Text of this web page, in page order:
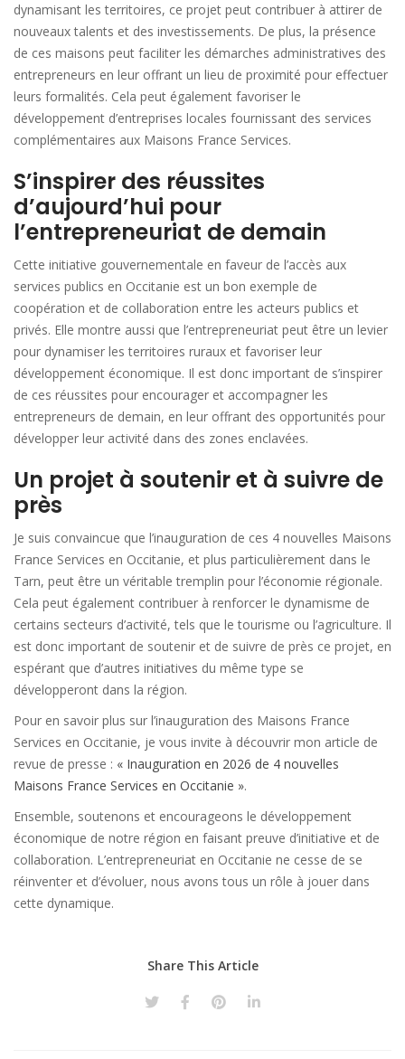
dynamisant les territoires, ce projet peut contribuer à attirer de
nouveaux talents et des investissements. De plus, la présence
de ces maisons peut faciliter les démarches administratives des
entrepreneurs en leur offrant un lieu de proximité pour effectuer
leurs formalités. Cela peut également favoriser le
développement d’entreprises locales fournissant des services
complémentaires aux Maisons France Services.
S’inspirer des réussites
d’aujourd’hui pour
l’entrepreneuriat de demain
Cette initiative gouvernementale en faveur de l’accès aux
services publics en Occitanie est un bon exemple de
coopération et de collaboration entre les acteurs publics et
privés. Elle montre aussi que l’entrepreneuriat peut être un levier
pour dynamiser les territoires ruraux et favoriser leur
développement économique. Il est donc important de s’inspirer
de ces réussites pour encourager et accompagner les
entrepreneurs de demain, en leur offrant des opportunités pour
développer leur activité dans des zones enclavées.
Un projet à soutenir et à suivre de
près
Je suis convaincue que l’inauguration de ces 4 nouvelles Maisons
France Services en Occitanie, et plus particulièrement dans le
Tarn, peut être un véritable tremplin pour l’économie régionale.
Cela peut également contribuer à renforcer le dynamisme de
certains secteurs d’activité, tels que le tourisme ou l’agriculture. Il
est donc important de soutenir et de suivre de près ce projet, en
espérant que d’autres initiatives du même type se
développeront dans la région.
Pour en savoir plus sur l’inauguration des Maisons France
Services en Occitanie, je vous invite à découvrir mon article de
revue de presse : « Inauguration en 2026 de 4 nouvelles
Maisons France Services en Occitanie ».
Ensemble, soutenons et encourageons le développement
économique de notre région en faisant preuve d’initiative et de
collaboration. L’entrepreneuriat en Occitanie ne cesse de se
réinventer et d’évoluer, nous avons tous un rôle à jouer dans
cette dynamique.
Share This Article